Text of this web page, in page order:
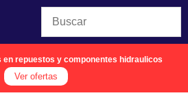
repuestos y componentes hidraulicos
Ver ofertas